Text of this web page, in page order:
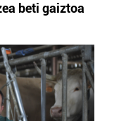
beti gaiztoa